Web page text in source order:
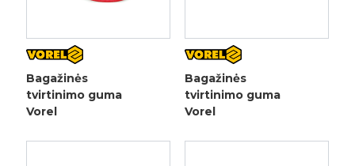
Bagažinės
tvirtinimo guma
Vorel
Bagažinės
tvirtinimo guma
Vorel